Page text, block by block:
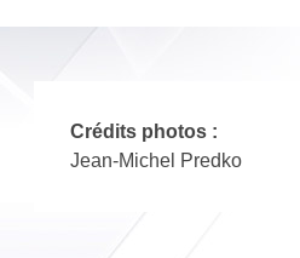
Crédits photos :
Jean-Michel Predko